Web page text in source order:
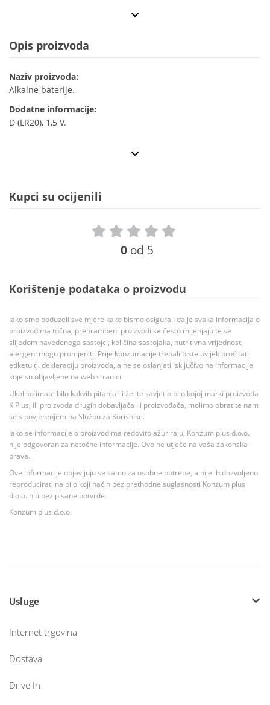
Opis proizvoda
Naziv proizvoda:
Alkalne baterije.
Dodatne informacije:
D (LR20), 1,5 V.
Kupci su ocijenili
0 od 5
Korištenje podataka o proizvodu
Iako smo poduzeli sve mjere kako bismo osigurali da je svaka informacija o
proizvodima točna, prehrambeni proizvodi se često mijenjaju te se
slijedom navedenoga sastojci, količina sastojaka, nutritivna vrijednost,
alergeni mogu promjeniti. Prije konzumacije trebali biste uvijek pročitati
etiketu tj. deklaraciju proizvoda, a ne se oslanjati isključivo na informacije
koje su objavljene na web stranici.
Ukoliko imate bilo kakvih pitanja ili želite savjet o bilo kojoj marki proizvoda
K Plus, ili proizvoda drugih dobavljača ili proizvođača, molimo obratite nam
se s povjerenjem na Službu za Korisnike.
Iako se informacije o proizvodima redovito ažuriraju, Konzum plus d.o.o.
nije odgovoran za netočne informacije. Ovo ne utječe na vaša zakonska
prava.
Ove informacije objavljuju se samo za osobne potrebe, a nije ih dozvoljeno
reproducirati na bilo koji način bez prethodne suglasnosti Konzum plus
d.o.o. niti bez pisane potvrde.
Konzum plus d.o.o.
Usluge
Internet trgovina
Dostava
Drive In